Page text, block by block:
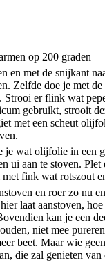
op 200 graden
en met de snijkant
Zelfde doe je met
Strooi er flink wat
gebruikt, strooit
met een scheut
je wat olijfolie in een
ui aan te stoven.
fink wat rotszout
en roer zo nu
laat aanstoven,
kan je een
niet mee
beet. Maar wie
die zal genieten